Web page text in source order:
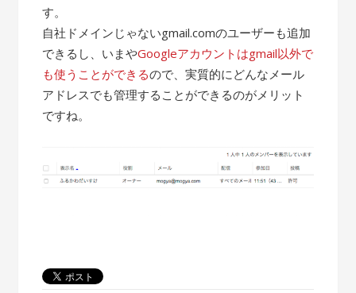
す。
自社ドメインじゃないgmail.comのユーザーも追加
できるし、いまやGoogleアカウントはgmail以外で
も使うことができるので、実質的にどんなメール
アドレスでも管理することができるのがメリット
ですね。